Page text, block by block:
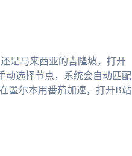
是马来西亚的吉隆坡，打开
动选择节点，系统会自动匹配
墨尔本用番茄加速，打开B站